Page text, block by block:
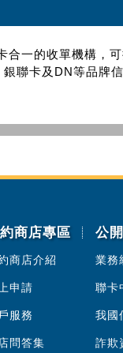
合一的收單機構，
聯卡及DN等品牌信
商店專區
商店介紹
申請
服務
問答集
公
業務
聯卡
我國
詐欺